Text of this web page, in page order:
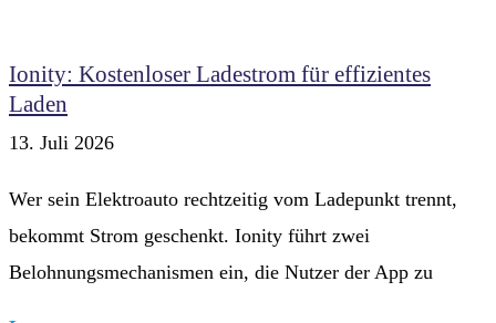
Ionity: Kostenloser Ladestrom für effizientes
Laden
13. Juli 2026
Wer sein Elektroauto rechtzeitig vom Ladepunkt trennt,
bekommt Strom geschenkt. Ionity führt zwei
Belohnungsmechanismen ein, die Nutzer der App zu